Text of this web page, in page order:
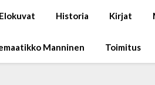
Elokuvat Historia Kirjat
Manninen Toimitus